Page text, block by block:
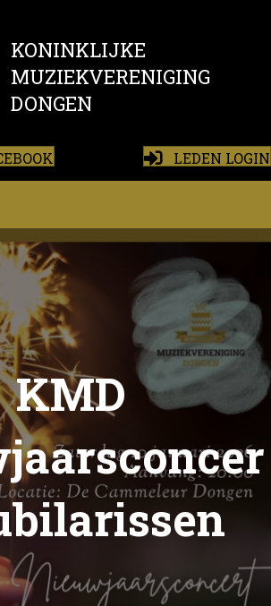
KONINKLIJKE
MUZIEKVERENIGING
DONGEN
LEDEN LOGIN
KMD